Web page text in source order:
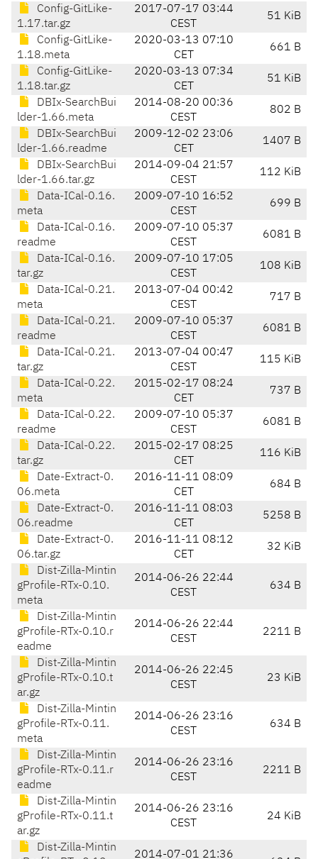
Config-GitLike-
1.17.tar.gz
2017-07-17 03:44
CEST
51 KiB
Config-GitLike-
1.18.meta
2020-03-13 07:10
CET
661 B
Config-GitLike-
1.18.tar.gz
2020-03-13 07:34
CET
51 KiB
DBIx-SearchBui
lder-1.66.meta
2014-08-20 00:36
CEST
802 B
DBIx-SearchBui
lder-1.66.readme
2009-12-02 23:06
CET
1407 B
DBIx-SearchBui
lder-1.66.tar.gz
2014-09-04 21:57
CEST
112 KiB
Data-ICal-0.16.
meta
2009-07-10 16:52
CEST
699 B
Data-ICal-0.16.
readme
2009-07-10 05:37
CEST
6081 B
Data-ICal-0.16.
tar.gz
2009-07-10 17:05
CEST
108 KiB
Data-ICal-0.21.
meta
2013-07-04 00:42
CEST
717 B
Data-ICal-0.21.
readme
2009-07-10 05:37
CEST
6081 B
Data-ICal-0.21.
tar.gz
2013-07-04 00:47
CEST
115 KiB
Data-ICal-0.22.
meta
2015-02-17 08:24
CET
737 B
Data-ICal-0.22.
readme
2009-07-10 05:37
CEST
6081 B
Data-ICal-0.22.
tar.gz
2015-02-17 08:25
CET
116 KiB
Date-Extract-0.
06.meta
2016-11-11 08:09
CET
684 B
Date-Extract-0.
06.readme
2016-11-11 08:03
CET
5258 B
Date-Extract-0.
06.tar.gz
2016-11-11 08:12
CET
32 KiB
Dist-Zilla-Mintin
gProfile-RTx-0.10.
meta
2014-06-26 22:44
CEST
634 B
Dist-Zilla-Mintin
gProfile-RTx-0.10.r
eadme
2014-06-26 22:44
CEST
2211 B
Dist-Zilla-Mintin
gProfile-RTx-0.10.t
ar.gz
2014-06-26 22:45
CEST
23 KiB
Dist-Zilla-Mintin
gProfile-RTx-0.11.
meta
2014-06-26 23:16
CEST
634 B
Dist-Zilla-Mintin
gProfile-RTx-0.11.r
eadme
2014-06-26 23:16
CEST
2211 B
Dist-Zilla-Mintin
gProfile-RTx-0.11.t
ar.gz
2014-06-26 23:16
CEST
24 KiB
Dist-Zilla-Mintin
2014-07-01 21:36